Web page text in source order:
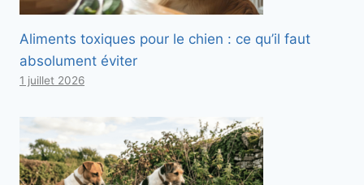
Aliments toxiques pour le chien : ce qu’il faut
absolument éviter
1 juillet 2026